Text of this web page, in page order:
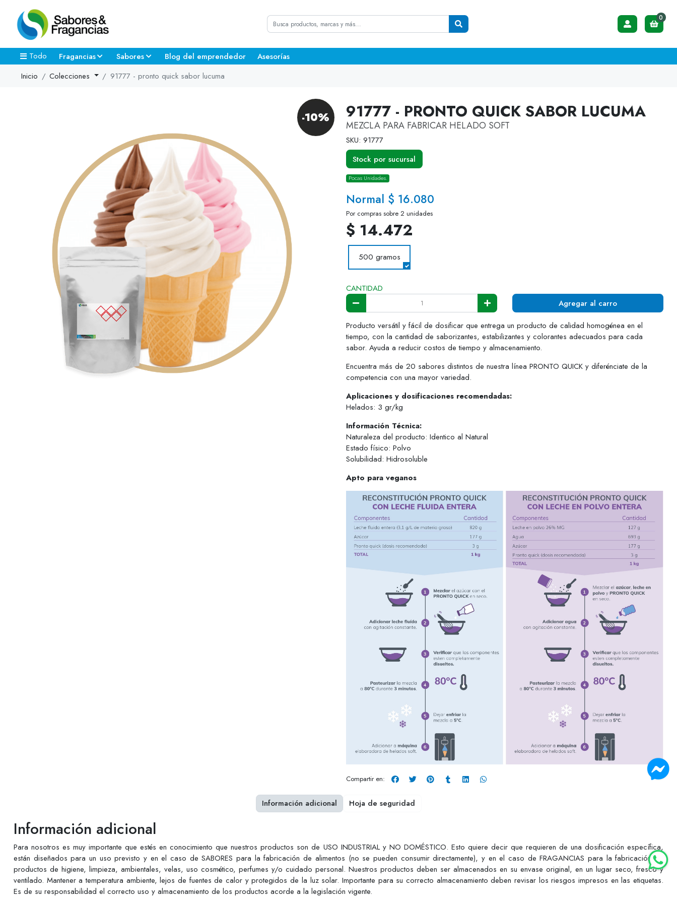
0
Todo Fragancias Sabores Blog del emprendedor
Asesorías
Inicio
Colecciones 91777 - pronto quick sabor lucuma
-10% 91777 - PRONTO QUICK SABOR LUCUMA
MEZCLA PARA FABRICAR HELADO SOFT
SKU: 91777
Stock por sucursal
Pocas Unidades.
Normal $ 16.080
Por compras sobre 2 unidades
$ 14.472
500 gramos
CANTIDAD
Agregar al carro
Producto versátil y fácil de dosificar que entrega un producto de calidad homogénea en el
tiempo, con la cantidad de saborizantes, estabilizantes y colorantes adecuados para cada
sabor. Ayuda a reducir costos de tiempo y almacenamiento.
Encuentra más de 20 sabores distintos de nuestra línea PRONTO QUICK y diferénciate de la
competencia con una mayor variedad.
Aplicaciones y dosificaciones recomendadas:
Helados: 3 gr/kg
Información Técnica:
Naturaleza del producto: Identico al Natural
Estado físico: Polvo
Solubilidad: Hidrosoluble
Apto para veganos
Compartir en:
Información adicional
Para nosotros es muy importante que estés en conocimiento que nuestros productos son de USO INDUSTRIAL y NO DOMÉSTICO. Esto quiere decir que requieren de una dosificación específica,
están diseñados para un uso previsto y en el caso de SABORES para la fabricación de alimentos (no se pueden consumir directamente), y en el caso de FRAGANCIAS para la fabricación de
productos de higiene, limpieza, ambientales, velas, uso cosmético, perfumes y/o cuidado personal. Nuestros productos deben ser almacenados en su envase original, en un lugar seco, fresco y
ventilado. Mantener a temperatura ambiente, lejos de fuentes de calor y protegidos de la luz solar. Importante para su correcto almacenamiento deben revisar los riesgos impresos en las etiquetas.
Es de su responsabilidad el correcto uso y almacenamiento de los productos acorde a la legislación vigente.
Información adicional Hoja de seguridad